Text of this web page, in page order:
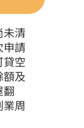
未清
申請
貸空
額及
翻
周